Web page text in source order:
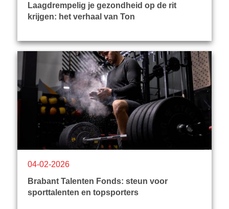
Laagdrempelig je gezondheid op de rit
krijgen: het verhaal van Ton
Brabant Talenten Fonds: steun voor
sporttalenten en topsporters
04-02-2026